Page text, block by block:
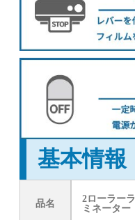
基本情報
品名
2ローラーラ
ミネーター